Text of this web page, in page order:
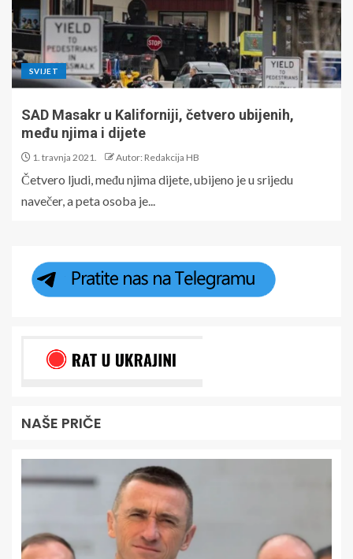
SVIJET
SAD Masakr u Kaliforniji, četvero ubijenih,
među njima i dijete
1. travnja 2021. Autor: Redakcija HB
Četvero ljudi, među njima dijete, ubijeno je u srijedu
navečer, a peta osoba je...
NAŠE PRIČE